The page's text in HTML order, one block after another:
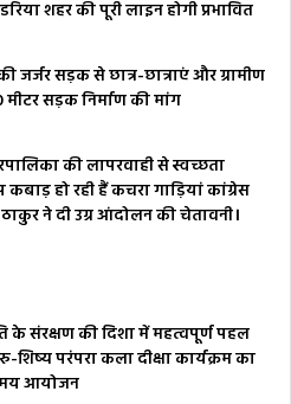
शहर की पूरी लाइन होगी प्रभावित
जर्जर सड़क से छात्र-छात्राएं और ग्रामीण
मीटर सड़क निर्माण की मांग
की लापरवाही से स्वच्छता
हो रही हैं कचरा गाड़ियां कांग्रेस
ने दी उग्र आंदोलन की चेतावनी।
के संरक्षण की दिशा में महत्वपूर्ण पहल
परंपरा कला दीक्षा कार्यक्रम का
आयोजन